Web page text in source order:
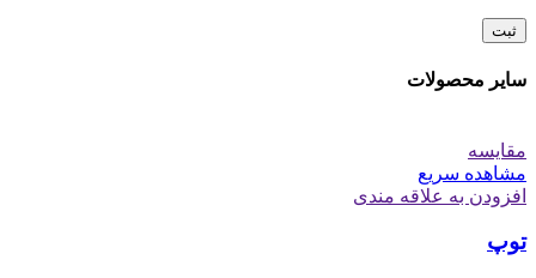
سایر محصولات
مقایسه
مشاهده سریع
افزودن به علاقه مندی
توپ